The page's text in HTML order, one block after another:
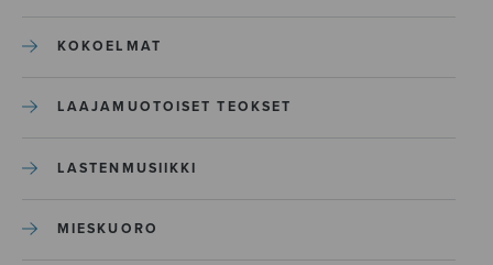
KOKOELMAT
LAAJAMUOTOISET TEOKSET
LASTENMUSIIKKI
MIESKUORO